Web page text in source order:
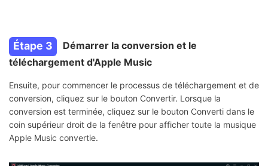
Étape 3
Démarrer la conversion et le
téléchargement d'Apple Music
Ensuite, pour commencer le processus de téléchargement et de
conversion, cliquez sur le bouton Convertir. Lorsque la
conversion est terminée, cliquez sur le bouton Converti dans le
coin supérieur droit de la fenêtre pour afficher toute la musique
Apple Music convertie.